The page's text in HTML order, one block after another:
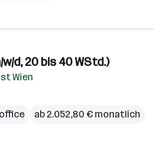
d, 20 bis 40 WStd.)
Wien
ab 2.052,80 € monatlich